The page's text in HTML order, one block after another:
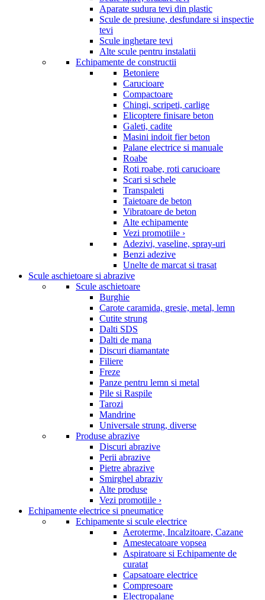
Aparate sudura tevi din plastic
Scule de presiune, desfundare si inspectie
tevi
Scule inghetare tevi
Alte scule pentru instalatii
Echipamente de constructii
Betoniere
Carucioare
Compactoare
Chingi, scripeti, carlige
Elicoptere finisare beton
Galeti, cadite
Masini indoit fier beton
Palane electrice si manuale
Roabe
Roti roabe, roti carucioare
Scari si schele
Transpaleti
Taietoare de beton
Vibratoare de beton
Alte echipamente
Vezi promotiile ›
Adezivi, vaseline, spray-uri
Benzi adezive
Unelte de marcat si trasat
Scule aschietoare si abrazive
Scule aschietoare
Burghie
Carote caramida, gresie, metal, lemn
Cutite strung
Dalti SDS
Dalti de mana
Discuri diamantate
Filiere
Freze
Panze pentru lemn si metal
Pile si Raspile
Tarozi
Mandrine
Universale strung, diverse
Produse abrazive
Discuri abrazive
Perii abrazive
Pietre abrazive
Smirghel abraziv
Alte produse
Vezi promotiile ›
Echipamente electrice si pneumatice
Echipamente si scule electrice
Aeroterme, Incalzitoare, Cazane
Amestecatoare vopsea
Aspiratoare si Echipamente de
curatat
Capsatoare electrice
Compresoare
Electropalane